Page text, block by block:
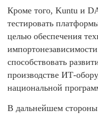
Кроме того, Kuntu и
тестировать
целью обеспечения
способствовать
производстве ИТ-
национальной
В дальнейшем